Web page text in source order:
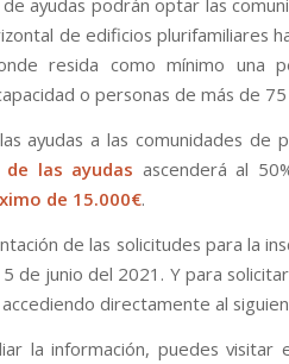
ayudas podrán optar las
de edificios plurifamiliares
resida como mínimo una
o personas de más de 75
ayudas a las comunidades de
las ayudas ascenderá al
de 15.000€.
de las solicitudes para la
de junio del 2021. Y para
directamente al
la información, puedes visitar